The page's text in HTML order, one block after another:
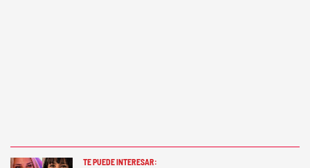
TE PUEDE INTERESAR: